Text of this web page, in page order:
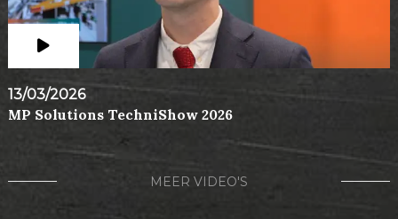
13/03/2026
MP Solutions TechniShow 2026
MEER VIDEO'S